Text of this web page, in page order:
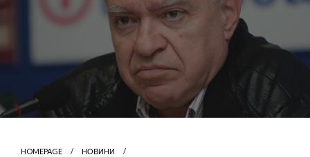
HOMEPAGE
НОВИНИ